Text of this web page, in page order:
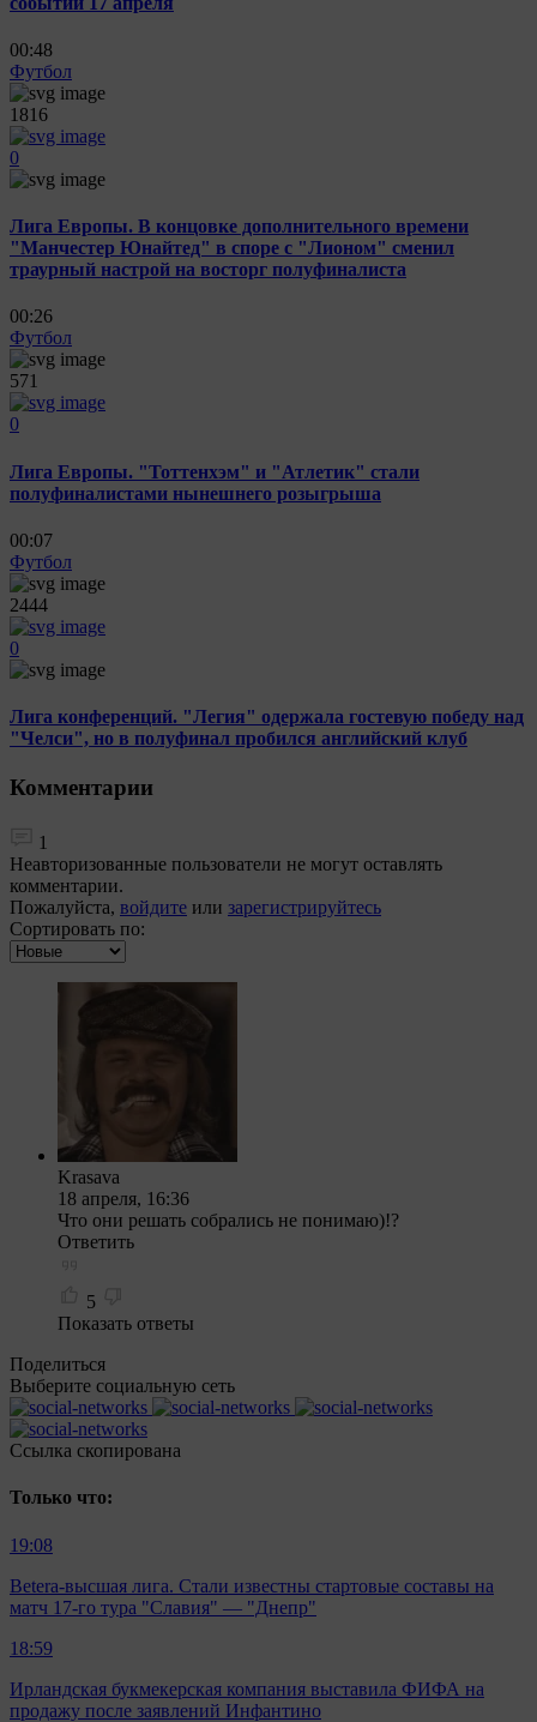
00:48
Футбол
1816
0
Лига Европы. В концовке дополнительного времени
"Манчестер Юнайтед" в споре с "Лионом" сменил
траурный настрой на восторг полуфиналиста
00:26
Футбол
571
0
Лига Европы. "Тоттенхэм" и "Атлетик" стали
полуфиналистами нынешнего розыгрыша
00:07
Футбол
2444
0
Лига конференций. "Легия" одержала гостевую победу над
"Челси", но в полуфинал пробился английский клуб
Комментарии
1
Неавторизованные пользователи не могут оставлять
комментарии.
Пожалуйста, войдите или зарегистрируйтесь
Сортировать по:
Krasava
18 апреля, 16:36
Что они решать собрались не понимаю)!?
Ответить
5
Показать ответы
Поделиться
Выберите социальную сеть
Ccылка скопирована
Только что:
19:08
Betera-высшая лига. Стали известны стартовые составы на
матч 17-го тура "Славия" — "Днепр"
18:59
Ирландская букмекерская компания выставила ФИФА на
продажу после заявлений Инфантино